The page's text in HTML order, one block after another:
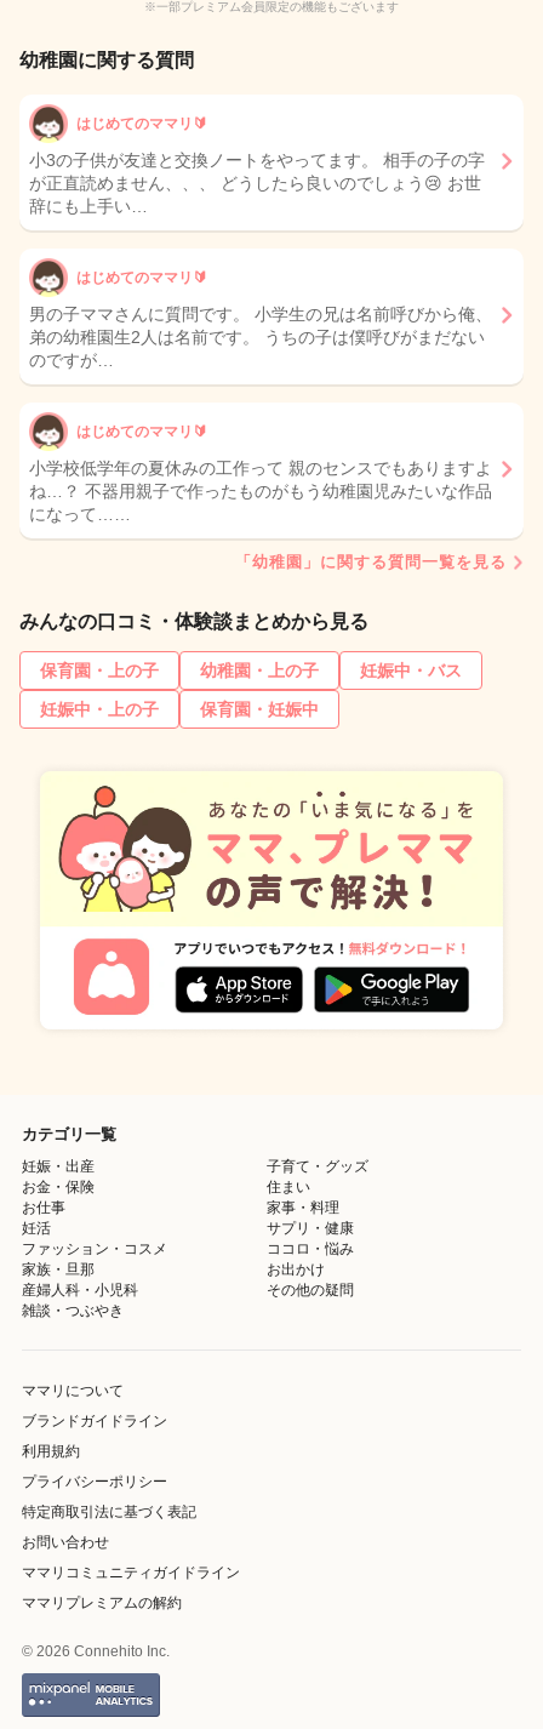
※一部プレミアム会員限定の機能もございます
幼稚園に関する質問
はじめてのママリ🔰
小3の子供が友達と交換ノートをやってます。 相手の子の字
が正直読めません、、、 どうしたら良いのでしょう😢 お世
辞にも上手い…
はじめてのママリ🔰
男の子ママさんに質問です。 小学生の兄は名前呼びから俺、
弟の幼稚園生2人は名前です。 うちの子は僕呼びがまだない
のですが…
はじめてのママリ🔰
小学校低学年の夏休みの工作って 親のセンスでもありますよ
ね…？ 不器用親子で作ったものがもう幼稚園児みたいな作品
になって……
「幼稚園」に関する質問一覧を見る
みんなの口コミ・体験談まとめから見る
保育園・上の子 幼稚園・上の子
妊娠中・バス
妊娠中・上の子
保育園・妊娠中
カテゴリ一覧
妊娠・出産
子育て・グッズ
お金・保険
住まい
お仕事
家事・料理
妊活
サプリ・健康
ファッション・コスメ
ココロ・悩み
家族・旦那
お出かけ
産婦人科・小児科
その他の疑問
雑談・つぶやき
ママリについて
ブランドガイドライン
利用規約
プライバシーポリシー
特定商取引法に基づく表記
お問い合わせ
ママリコミュニティガイドライン
ママリプレミアムの解約
© 2026 Connehito Inc.